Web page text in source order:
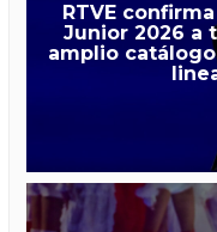
RTVE
Junior 2026 a
amplio